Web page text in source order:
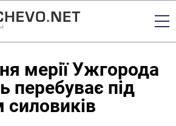
мерії Ужгорода
перебуває під